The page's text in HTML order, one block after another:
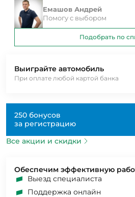
Выиграйте автомобиль
При оплате любой картой банка
250 бонусов
за регистрацию
Все акции и скидки
Обеспечим эффективную
Выезд специалиста
Поддержка онлайн
Емашов Андрей
Помогу с выбором
Подобрать по